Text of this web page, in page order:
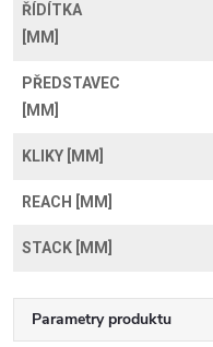
ŘÍDÍTKA
[MM]
PŘEDSTAVEC
[MM]
KLIKY [MM]
REACH [MM]
STACK [MM]
Parametry produktu